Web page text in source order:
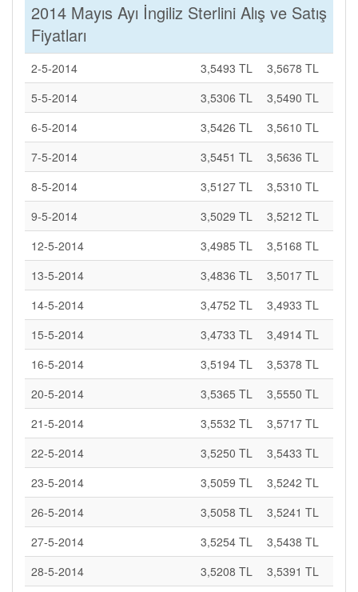
2014 Mayıs Ayı İngiliz Sterlini Alış ve Satış
Fiyatları
2-5-2014 3,5493 TL
3,5678 TL
5-5-2014
3,5306 TL
3,5490 TL
6-5-2014
3,5426 TL
3,5610 TL
7-5-2014
3,5451 TL
3,5636 TL
8-5-2014
3,5127 TL
3,5310 TL
9-5-2014
3,5029 TL
3,5212 TL
12-5-2014
3,4985 TL
3,5168 TL
13-5-2014
3,4836 TL
3,5017 TL
14-5-2014
3,4752 TL
3,4933 TL
15-5-2014
3,4733 TL
3,4914 TL
16-5-2014
3,5194 TL
3,5378 TL
20-5-2014
3,5365 TL
3,5550 TL
21-5-2014
3,5532 TL
3,5717 TL
22-5-2014
3,5250 TL
3,5433 TL
23-5-2014
3,5059 TL
3,5242 TL
26-5-2014
3,5058 TL
3,5241 TL
27-5-2014
3,5254 TL
3,5438 TL
28-5-2014
3,5208 TL
3,5391 TL